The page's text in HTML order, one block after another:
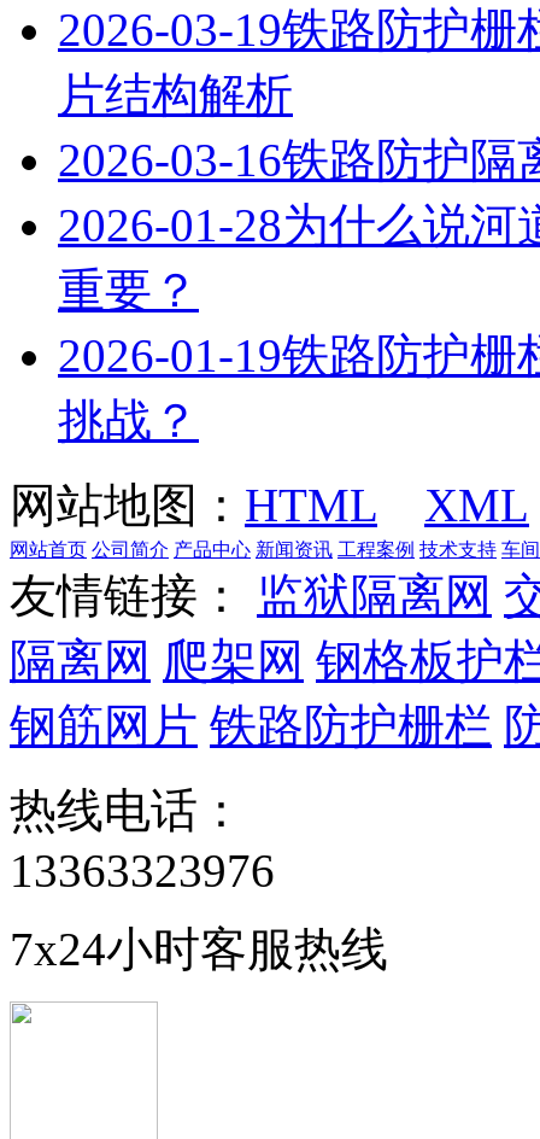
2026-03-19铁路防护栅
片结构解析
2026-03-16铁路防护隔
2026-01-28为什么说河
重要？
2026-01-19铁路防护栅
挑战？
网站地图： HTML XML
网站首页 公司简介 产品中心 新闻资讯 工程案例 技术支持 车
友情链接： 监狱隔离网
隔离网 爬架网 钢格板护
钢筋网片 铁路防护栅栏
热线电话：
13363323976
7x24小时客服热线